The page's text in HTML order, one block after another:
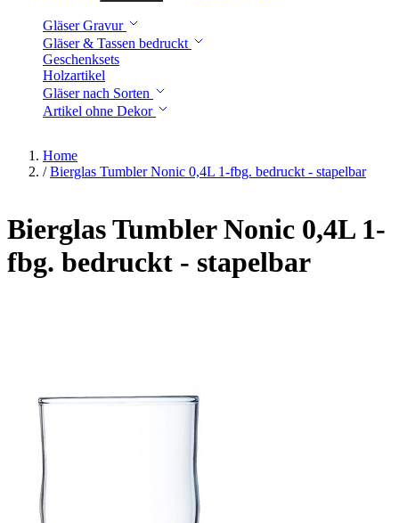
Gläser Gravur
Gläser & Tassen bedruckt
Geschenksets
Holzartikel
Gläser nach Sorten
Artikel ohne Dekor
Home
/ Bierglas Tumbler Nonic 0,4L 1-fbg. bedruckt - stapelbar
Bierglas Tumbler Nonic 0,4L 1-
fbg. bedruckt - stapelbar